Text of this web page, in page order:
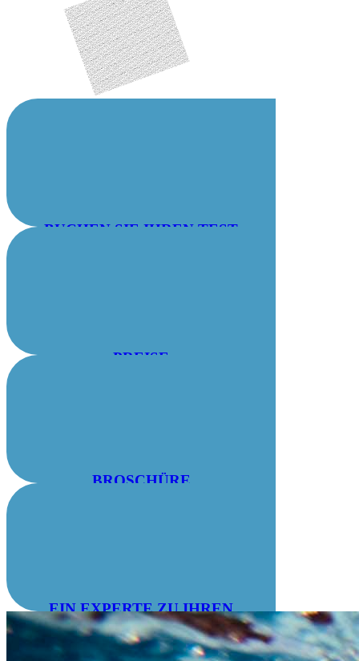
BUCHEN SIE IHREN TEST
PREISE
BROSCHÜRE
EIN EXPERTE ZU IHREN
DIENSTEN: 04 78 55 83 28